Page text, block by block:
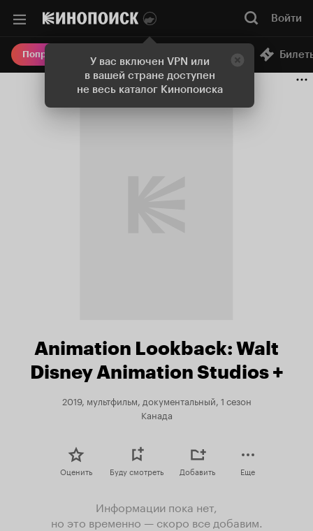
У вас включен VPN или
в вашей стране доступен
не весь каталог Кинопоиска
Войти
Попробовать Плюс Онлайн-кинотеатр
Animation Lookback: Walt
Disney Animation Studios +
2019, мультфильм, документальный, 1 сезон
Канада
Оценить Буду смотреть Добавить Еще
Информации пока нет,
но это временно — скоро все добавим.